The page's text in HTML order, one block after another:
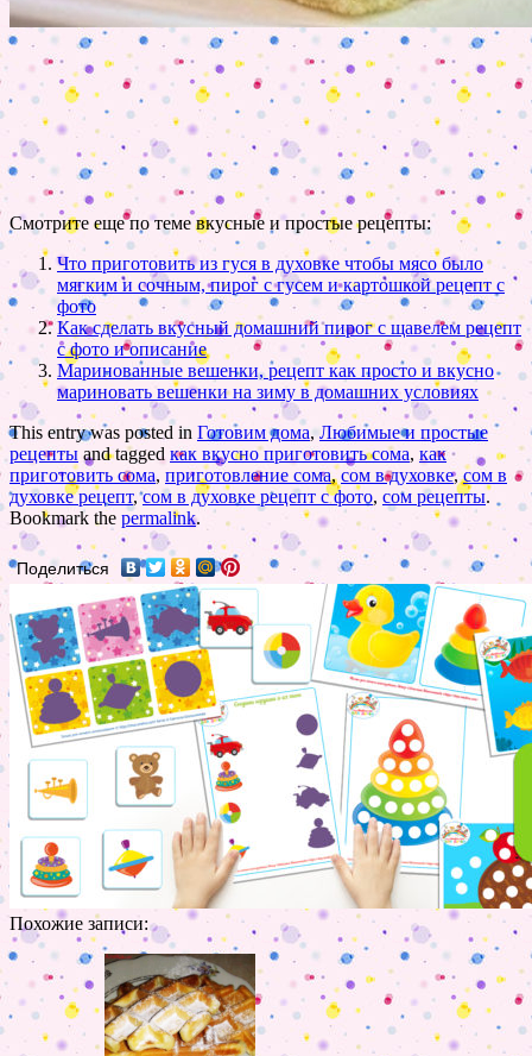
Смотрите еще по теме вкусные и простые рецепты:
Что приготовить из гуся в духовке чтобы мясо было
мягким и сочным, пирог с гусем и картошкой рецепт с
фото
Как сделать вкусный домашний пирог с щавелем рецепт
с фото и описание
Маринованные вешенки, рецепт как просто и вкусно
мариновать вешенки на зиму в домашних условиях
This entry was posted in Готовим дома,Любимые и простые
рецепты and tagged как вкусно приготовить сома, как
приготовить сома, приготовление сома,сом в духовке,сом в
духовке рецепт,сом в духовке рецепт с фото, сом рецепты.
Bookmark the permalink.
Поделиться
Похожие записи: